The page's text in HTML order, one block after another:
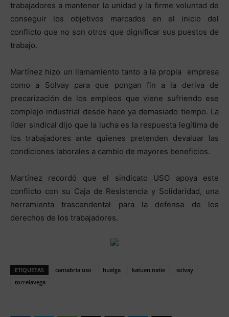
trabajadores a mantener la unidad y la firme voluntad de
conseguir los objetivos marcados en el inicio del
conflicto que no son otros que dignificar sus puestos de
trabajo.
Martínez hizo un llamamiento tanto a la propia empresa
como a Solvay para que pongan fin a la deriva de
precarización de los empleos que viene sufriendo ese
complejo industrial desde hace ya demasiado tiempo. La
líder sindical dijo que la lucha es la respuesta legítima de
los trabajadores ante quienes pretenden devaluar las
condiciones laborales a cambio de mayores beneficios.
Martínez recordó que el sindicato USO apoya este
conflicto con su Caja de Resistencia y Solidaridad, una
herramienta trascendental para la defensa de los
derechos de los trabajadores.
ETIQUETAS cantabria uso huelga katuen natie
solvay
torrelavega